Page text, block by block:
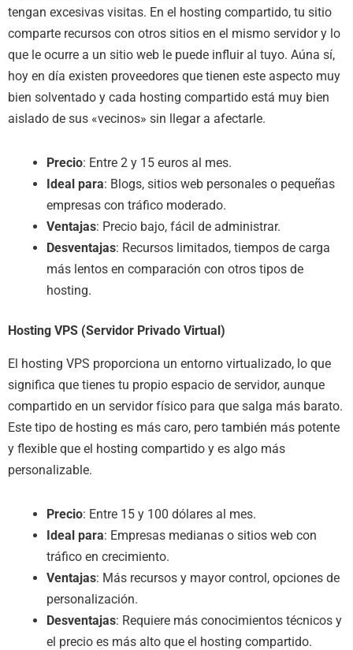
tengan excesivas visitas. En el hosting compartido, tu sitio
comparte recursos con otros sitios en el mismo servidor y lo
que le ocurre a un sitio web le puede influir al tuyo. Aúna sí,
hoy en día existen proveedores que tienen este aspecto muy
bien solventado y cada hosting compartido está muy bien
aislado de sus «vecinos» sin llegar a afectarle.
Precio: Entre 2 y 15 euros al mes.
Ideal para: Blogs, sitios web personales o pequeñas
empresas con tráfico moderado.
Ventajas: Precio bajo, fácil de administrar.
Desventajas: Recursos limitados, tiempos de carga
más lentos en comparación con otros tipos de
hosting.
Hosting VPS (Servidor Privado Virtual)
El hosting VPS proporciona un entorno virtualizado, lo que
significa que tienes tu propio espacio de servidor, aunque
compartido en un servidor físico para que salga más barato.
Este tipo de hosting es más caro, pero también más potente
y flexible que el hosting compartido y es algo más
personalizable.
Precio: Entre 15 y 100 dólares al mes.
Ideal para: Empresas medianas o sitios web con
tráfico en crecimiento.
Ventajas: Más recursos y mayor control, opciones de
personalización.
Desventajas: Requiere más conocimientos técnicos y
el precio es más alto que el hosting compartido.